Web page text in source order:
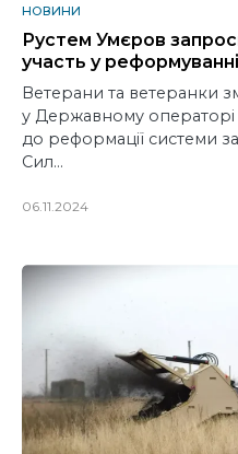
НОВИНИ
Рустем Умєров
участь у
Ветерани та ветеранки
у Державному операторі
до реформації системи
Сил…
06.11.2024